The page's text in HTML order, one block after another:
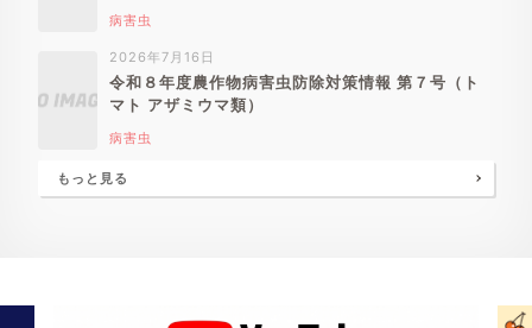
病害虫
2026年7月16日
令和８年度農作物病害虫防除対策情報 第７号（ト
マト アザミウマ類）
病害虫
もっと見る